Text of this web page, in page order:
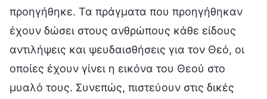
προηγήθηκε. Τα πράγματα που προηγήθηκαν
έχουν δώσει στους ανθρώπους κάθε είδους
αντιλήψεις και ψευδαισθήσεις για τον Θεό, οι
οποίες έχουν γίνει η εικόνα του Θεού στο
μυαλό τους. Συνεπώς, πιστεύουν στις δικές